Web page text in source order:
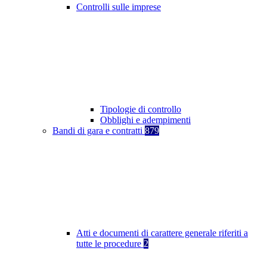
Controlli sulle imprese
Tipologie di controllo
Obblighi e adempimenti
Bandi di gara e contratti 879
Atti e documenti di carattere generale riferiti a
tutte le procedure 2